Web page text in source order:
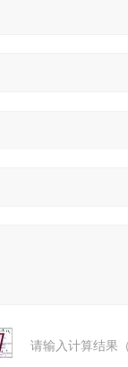
请输入计算结果